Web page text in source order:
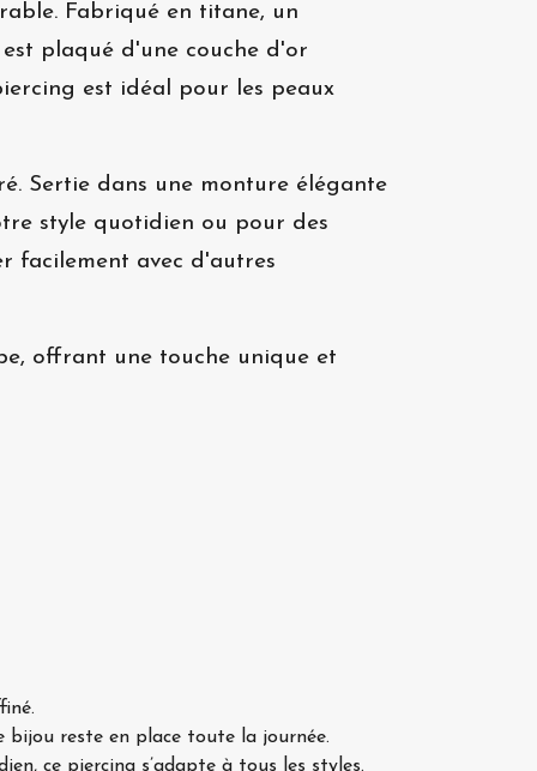
Fabriqué en titane, un
plaqué d'une couche d'or
est idéal pour les peaux
Sertie dans une monture élégante
style quotidien ou pour des
facilement avec d'autres
offrant une touche unique et
reste en place toute la journée.
ce piercing s’adapte à tous les styles.